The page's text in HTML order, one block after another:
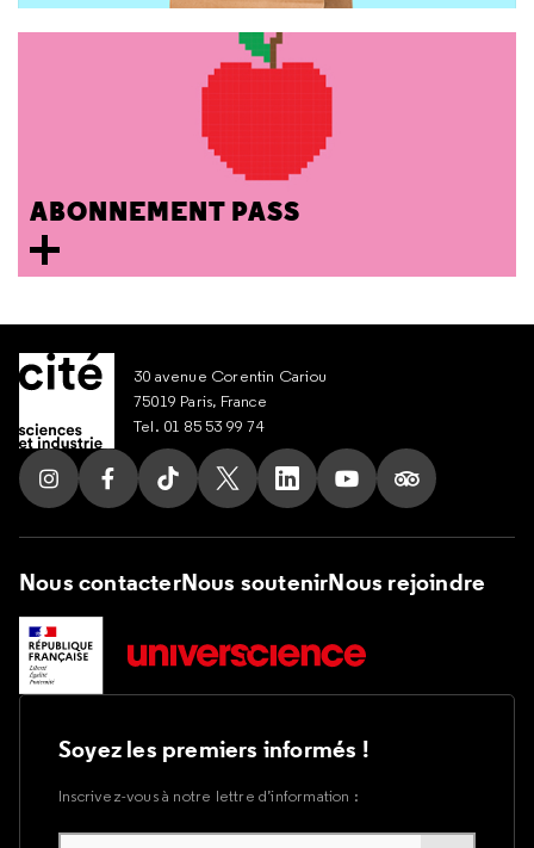
ABONNEMENT PASS
30 avenue Corentin Cariou
75019 Paris, France
Tel. 01 85 53 99 74
Suivez nous sur Instagram
Suivez nous sur Facebook
Suivez nous sur Tik Tok
Suivez nous sur X
Suivez nous sur LinkedIn
Suivez nous sur
Suivez nous
Nous contacterNous soutenirNous rejoindre
Soyez les premiers informés !
Inscrivez-vous à notre lettre d’information :